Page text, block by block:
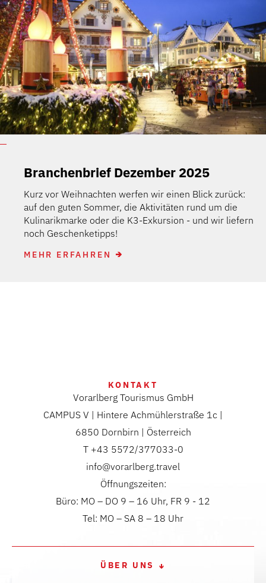
Branchenbrief Dezember 2025
Kurz vor Weihnachten werfen wir einen Blick zurück:
auf den guten Sommer, die Aktivitäten rund um die
Kulinarikmarke oder die K3-Exkursion - und wir liefern
noch Geschenketipps!
MEHR ERFAHREN
KONTAKT
Vorarlberg Tourismus GmbH
CAMPUS V | Hintere Achmühlerstraße 1c |
6850 Dornbirn | Österreich
T +43 5572/377033-0
info@vorarlberg.travel
Öffnungszeiten:
Büro: MO – DO 9 – 16 Uhr, FR 9 - 12
Tel: MO – SA 8 – 18 Uhr
ÜBER UNS